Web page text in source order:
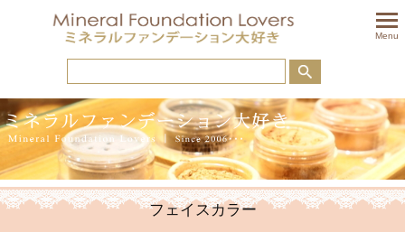
Menu
フェイスカラー